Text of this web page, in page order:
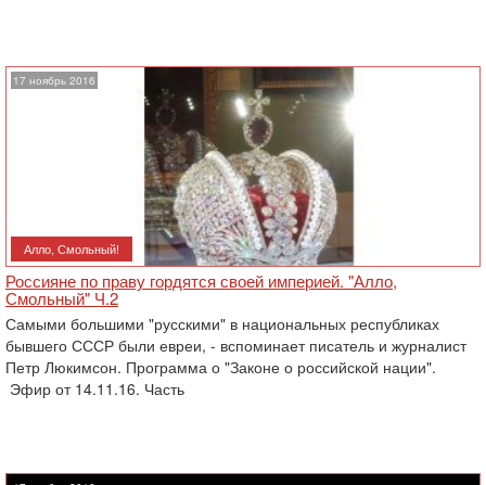
17 ноябрь 2016
Алло, Смольный!
Россияне по праву гордятся своей империей. "Алло,
Смольный" Ч.2
Самыми большими "русскими" в национальных республиках
бывшего СССР были евреи, - вспоминает писатель и журналист
Петр Люкимсон. Программа о "Законе о российской нации".
Эфир от 14.11.16. Часть